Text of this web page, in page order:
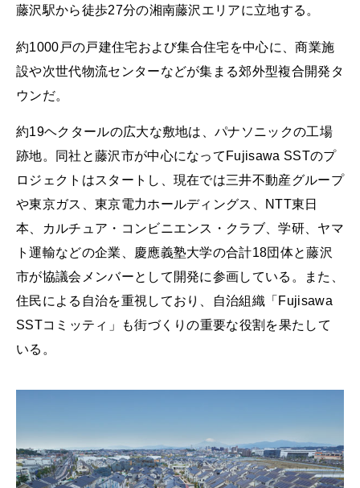
藤沢駅から徒歩27分の湘南藤沢エリアに立地する。
約1000戸の戸建住宅および集合住宅を中心に、商業施
設や次世代物流センターなどが集まる郊外型複合開発タ
ウンだ。
約19ヘクタールの広大な敷地は、パナソニックの工場
跡地。同社と藤沢市が中心になってFujisawa SSTのプ
ロジェクトはスタートし、現在では三井不動産グループ
や東京ガス、東京電力ホールディングス、NTT東日
本、カルチュア・コンビニエンス・クラブ、学研、ヤマ
ト運輸などの企業、慶應義塾大学の合計18団体と藤沢
市が協議会メンバーとして開発に参画している。また、
住民による自治を重視しており、自治組織「Fujisawa
SSTコミッティ」も街づくりの重要な役割を果たして
いる。